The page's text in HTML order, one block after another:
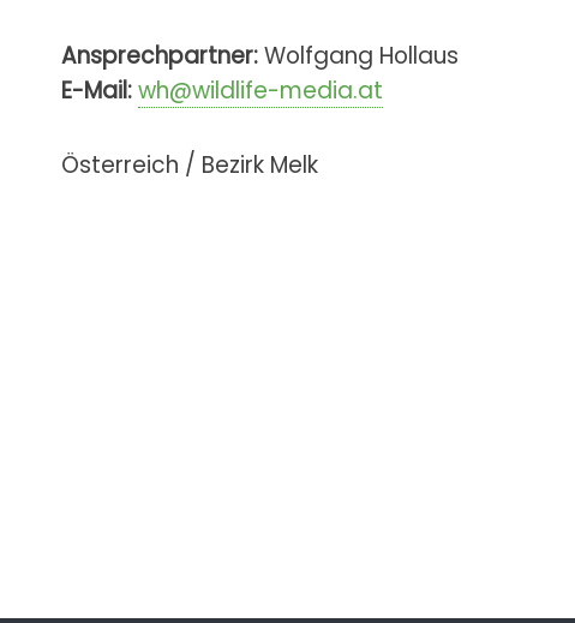
Ansprechpartner:Wolfgang Hollaus
E-Mail:wh@wildlife-media.at
Österreich / Bezirk Melk